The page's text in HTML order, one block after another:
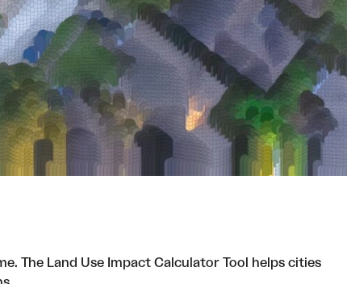
The Land Use Impact Calculator Tool helps cities